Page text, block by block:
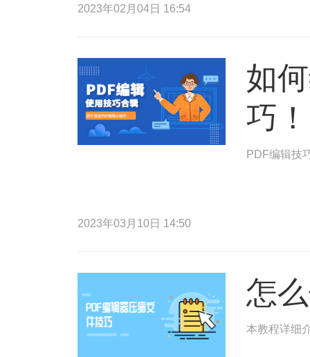
2023年02月04日 16:54
如
巧！
PDF编辑技
2023年03月10日 14:50
怎
本教程详细